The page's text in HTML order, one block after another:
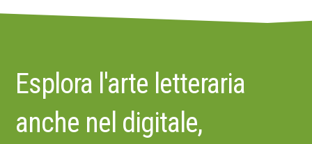
Esplora l'arte letteraria
anche nel digitale,